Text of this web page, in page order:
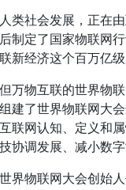
人类社会发展，正在
后制定了国家物联网
联新经济这个百万亿级
但万物互联的世界物
组建了世界物联网大
互联网认知、定义和
技协调发展、减小数
世界物联网大会创始